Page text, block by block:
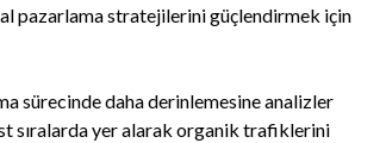
pazarlama stratejilerini güçlendirmek için
sürecinde daha derinlemesine analizler
sıralarda yer alarak organik trafiklerini